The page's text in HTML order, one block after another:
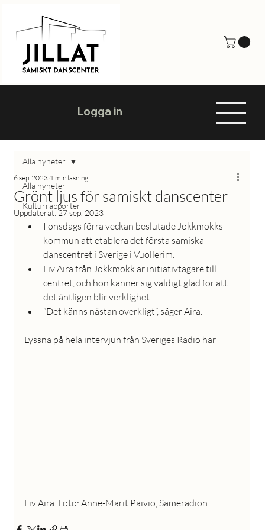
Alla nyheter
Kulturrapporter
Alla nyheter
Grönt ljus för samiskt danscenter
6 sep. 2023 1 min läsning
Uppdaterat:27 sep. 2023
I onsdags förra veckan beslutade Jokkmokks
kommun att etablera det första samiska
danscentret i Sverige i Vuollerim.
Liv Aira från Jokkmokk är initiativtagare till
centret, och hon känner sig väldigt glad för att
det äntligen blir verklighet.
”Det känns nästan overkligt”, säger Aira.
Lyssna på hela intervjun från Sveriges Radio här
Liv Aira. Foto: Anne-Marit Päiviö, Sameradion.
Logga in